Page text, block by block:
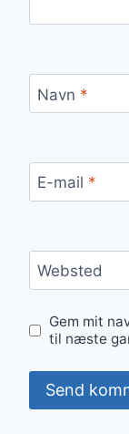
Navn *
E-mail *
Websted
Gem mit
til næste